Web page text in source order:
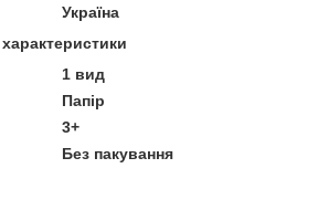
Україна
1 вид
Папір
3+
Без пакування